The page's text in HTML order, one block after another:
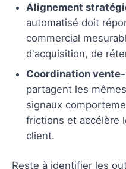
Alignement
automatisé doit
commercial
d'acquisition, de
Coordination
partagent les
signaux
frictions et accélère
client.
Reste à identifier les